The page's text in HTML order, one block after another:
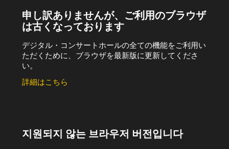
申し訳ありませんが、ご利用のブラウザ
は古くなっております
デジタル・コンサートホールの全ての機能をご利用い
ただくために、ブラウザを最新版に更新してくださ
い。
詳細はこちら
지원되지 않는 브라우저 버전입니다